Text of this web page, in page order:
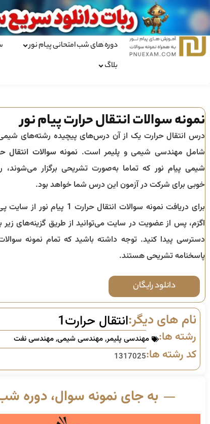
دوره های شب امتحانی پیام نور
بلاگ
نمونه سوالات انتقال حرارت پیام نور
درس انتقال حرارت یک از آن درس‌های پیچیده رشته‌های
شامل مهندسی شیمی و پلیمر است.
شیمی پیام نورکه تماما به‌صورت تشریحی برگزار می‌شوند،
خوبی برای شرکت در آزمون این درس شما خواهد بود.
برای دریافت نمونه سوالات انتقال حرارت 1 پیام
اگزم، پس از عضویت در سایت می‌توانید از طریق گزینه‌های زیر
دسترسی پیدا کنید. توجه داشته باشید که تمام نمونه
پاسخنامه تشریحی هستند.
دانلود رایگان
نام های دیگر:انتقال حرارت1
رشته ها: مهندسی پلیمر,مهندسی شیمی,مهندسی نفت
کد رشته ها:1317025
به جای نمونه سوال، دوره